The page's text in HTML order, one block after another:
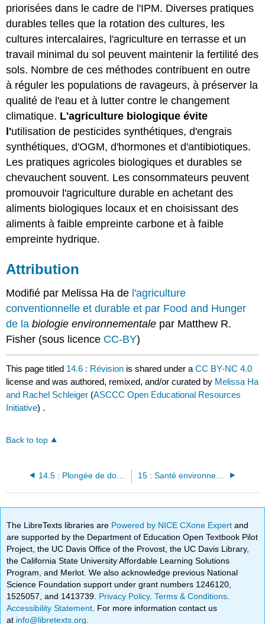
priorisées dans le cadre de l'IPM. Diverses pratiques
durables telles que la rotation des cultures, les
cultures intercalaires, l'agriculture en terrasse et un
travail minimal du sol peuvent maintenir la fertilité des
sols. Nombre de ces méthodes contribuent en outre
à réguler les populations de ravageurs, à préserver la
qualité de l'eau et à lutter contre le changement
climatique. L'agriculture biologique évite
l'utilisation de pesticides synthétiques, d'engrais
synthétiques, d'OGM, d'hormones et d'antibiotiques.
Les pratiques agricoles biologiques et durables se
chevauchent souvent. Les consommateurs peuvent
promouvoir l'agriculture durable en achetant des
aliments biologiques locaux et en choisissant des
aliments à faible empreinte carbone et à faible
empreinte hydrique.
Attribution
Modifié par Melissa Ha de l'agriculture
conventionnelle et durable et par Food and Hunger
de la biologie environnementale par Matthew R.
Fisher (sous licence CC-BY)
This page titled 14.6 : Révision is shared under aCC BY-NC 4.0
license and was authored, remixed, and/or curated by Melissa Ha
and Rachel Schleiger (ASCCC Open Educational Resources
Initiative) .
Back to top
14.5 : Plongée de données : glissements de terrain et terrasses agricoles 15 : Santé environnementale
The LibreTexts libraries are Powered by NICE CXone Expertand
are supported by the Department of Education Open Textbook Pilot
Project, the UC Davis Office of the Provost, the UC Davis Library,
the California State University Affordable Learning Solutions
Program, and Merlot. We also acknowledge previous National
Science Foundation support under grant numbers 1246120,
1525057, and 1413739. Privacy Policy.Terms & Conditions
Accessibility Statement . For more information contact us
at info@libretexts.org